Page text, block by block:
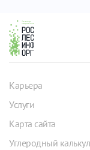
Карьера
Услуги
Карта сайта
Углеродный